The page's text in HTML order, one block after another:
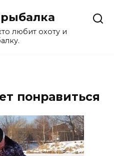
любит охоту и
понравиться